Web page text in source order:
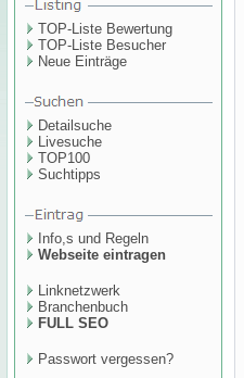
TOP-Liste Bewertung
TOP-Liste Besucher
Neue Einträge
Detailsuche
Livesuche
TOP100
Suchtipps
Info,s und Regeln
Webseite eintragen
Linknetzwerk
Branchenbuch
FULL SEO
Passwort vergessen?